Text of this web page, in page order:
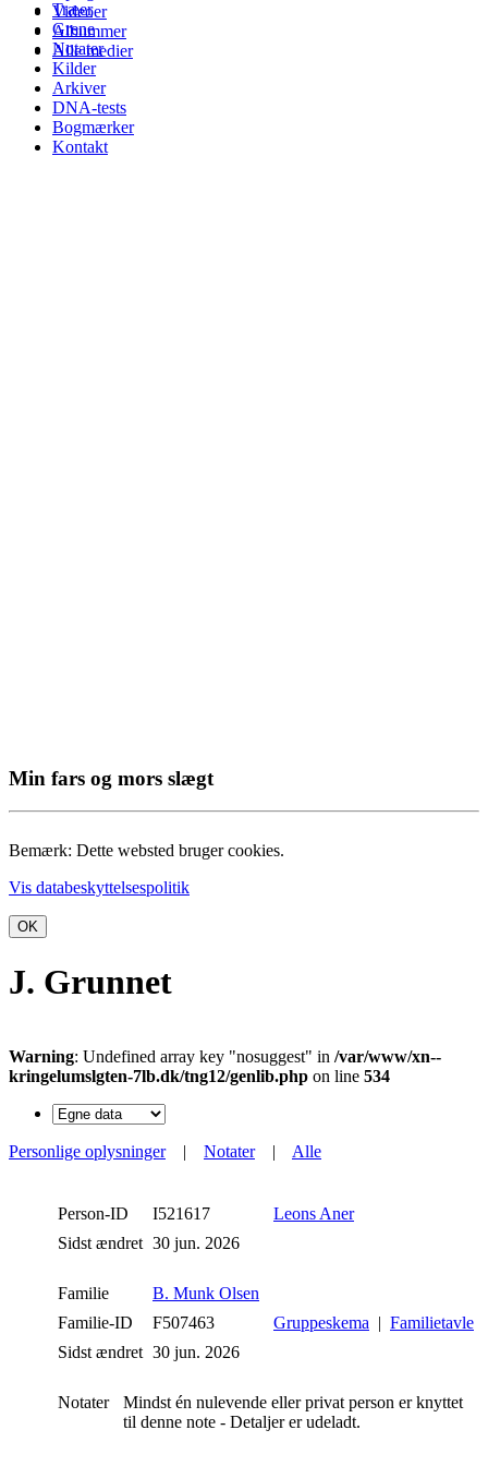
Videoer
Albummer
Alle medier
Træer
Grene
Notater
Kilder
Arkiver
DNA-tests
Bogmærker
Kontakt
Min fars og mors slægt
Bemærk: Dette websted bruger cookies.
Vis databeskyttelsespolitik
OK
J. Grunnet
Warning: Undefined array key "nosuggest" in /var/www/xn--
kringelumslgten-7lb.dk/tng12/genlib.php on line 534
Personlige oplysninger| Notater| Alle
Person-ID I521617
Leons Aner
Sidst ændret 30 jun. 2026
Familie
B. Munk Olsen
Familie-ID
F507463 Gruppeskema | Familietavle
Sidst ændret 30 jun. 2026
Notater
Mindst én nulevende eller privat person er knyttet
til denne note - Detaljer er udeladt.